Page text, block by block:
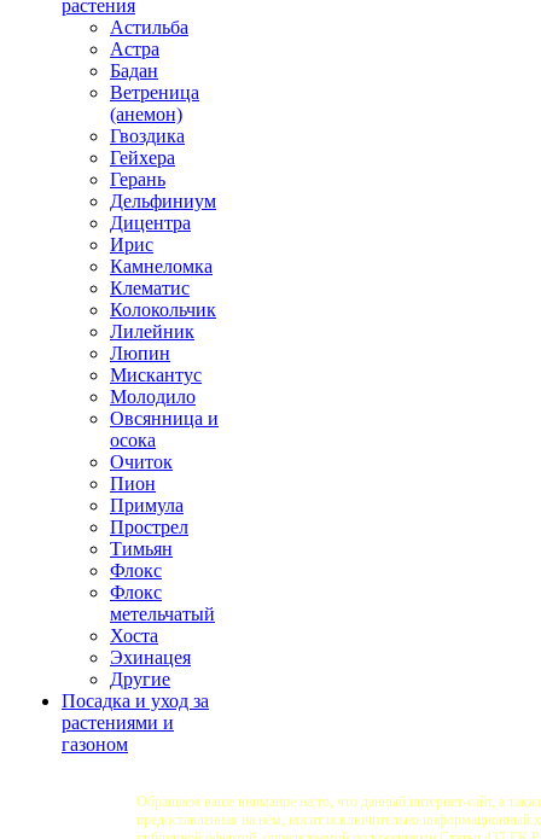
растения
Астильба
Астра
Бадан
Ветреница
(анемон)
Гвоздика
Гейхера
Герань
Дельфиниум
Дицентра
Ирис
Камнеломка
Клематис
Колокольчик
Лилейник
Люпин
Мискантус
Молодило
Овсянница и
осока
Очиток
Пион
Примула
Прострел
Тимьян
Флокс
Флокс
метельчатый
Хоста
Эхинацея
Другие
Посадка и уход за
растениями и
газоном
Обращаем ваше внимание на то, что данный интернет-сайт, а
предоставленная на нём, носит исключительно информационный